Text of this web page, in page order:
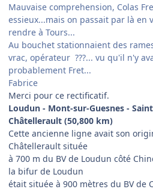
Mauvaise comprehension, Colas
essieux...mais on passait par là en
rendre à Tours...
Au bouchet stationnaient des
vrac, opérateur ???... vu qu'il n'y
probablement Fret...
Fabrice
​Merci pour ce rectificatif.
Loudun - Mont-sur-Guesnes -
Châtellerault (50,800 km)
Cette ancienne ligne avait son
Châtellerault située
à 700 m du BV de Loudun côté
la bifur de Loudun
était située à 900 mètres du BV de